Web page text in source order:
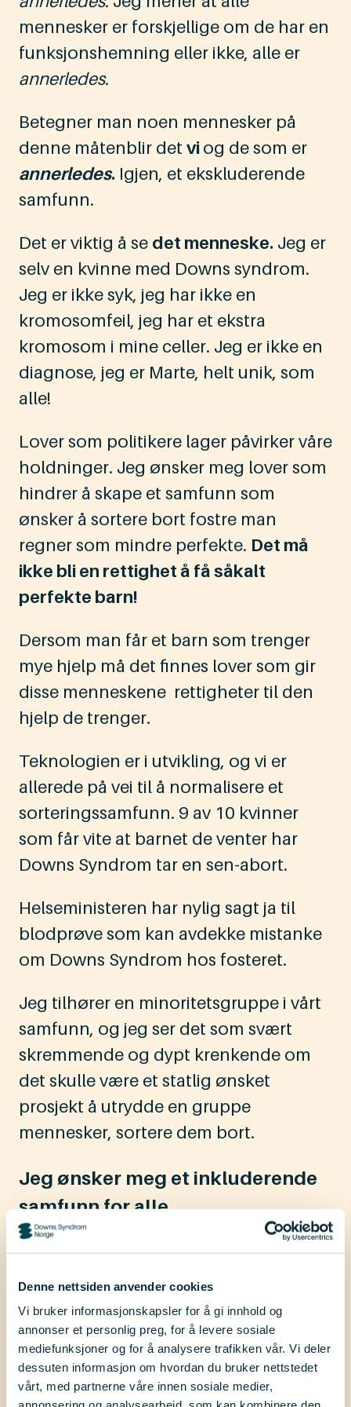
Denne nettsiden anvender cookies
Vi bruker informasjonskapsler for å gi innhold og
annonser et personlig preg, for å levere sosiale
mediefunksjoner og for å analysere trafikken vår. Vi deler
dessuten informasjon om hvordan du bruker nettstedet
vårt, med partnerne våre innen sosiale medier,
mennesker er forskjellige om de har en
funksjonshemning eller ikke, alle er
annerledes.
Betegner man noen mennesker på
denne måtenblir det viog de som er
annerledes. Igjen, et ekskluderende
samfunn.
Det er viktig å se det menneske. Jeg er
selv en kvinne med Downs syndrom.
Jeg er ikke syk, jeg har ikke en
kromosomfeil, jeg har et ekstra
kromosom i mine celler. Jeg er ikke en
diagnose, jeg er Marte, helt unik, som
alle!
Lover som politikere lager påvirker våre
holdninger. Jeg ønsker meg lover som
hindrer å skape et samfunn som
ønsker å sortere bort fostre man
regner som mindre perfekte. Det må
ikke bli en rettighet å få såkalt
perfekte barn!
Dersom man får et barn som trenger
mye hjelp må det finnes lover som gir
disse menneskene rettigheter til den
hjelp de trenger.
Teknologien er i utvikling, og vi er
allerede på vei til å normalisere et
sorteringssamfunn. 9 av 10 kvinner
som får vite at barnet de venter har
Downs Syndrom tar en sen-abort.
Helseministeren har nylig sagt ja til
blodprøve som kan avdekke mistanke
om Downs Syndrom hos fosteret.
Jeg tilhører en minoritetsgruppe i vårt
samfunn, og jeg ser det som svært
skremmende og dypt krenkende om
det skulle være et statlig ønsket
prosjekt å utrydde en gruppe
mennesker, sortere dem bort.
Jeg ønsker meg et inkluderende
samfunn for alle.
Jeg ønsker meg en skole med
elevtilpasset undervisning for alle.
Metoder hvor alle får lære i sitt tempo
uten å grupperes eller bli målt opp mot
hverandre.
Jeg ønsker at mennesker med såkalt